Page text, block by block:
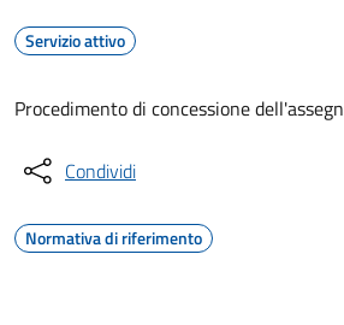
Servizio attivo
Procedimento di concessione
Condividi
Normativa di riferimento